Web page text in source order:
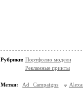
Рубрики: Портфолио модели
Рекламные принты
Метки: Ad Campaigns